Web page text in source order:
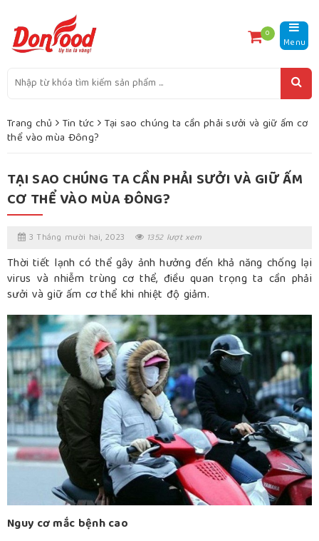
0
Menu
Trang chủ Tin tức Tại sao chúng ta cần phải sưởi và giữ ấm cơ
thể vào mùa Đông?
TẠI SAO CHÚNG TA CẦN PHẢI SƯỞI VÀ GIỮ ẤM
CƠ THỂ VÀO MÙA ĐÔNG?
3 Tháng mười hai, 2023 1352 lượt xem
Thời tiết lạnh có thể gây ảnh hưởng đến khả năng chống lại
virus và nhiễm trùng cơ thể, điều quan trọng ta cần phải
sưởi và giữ ấm cơ thể khi nhiệt độ giảm.
Nguy cơ mắc bệnh cao